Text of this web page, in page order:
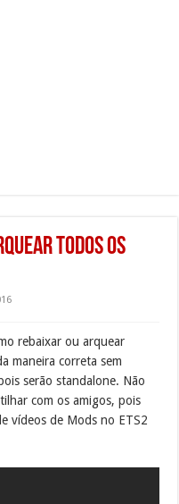
todos os
rebaixar ou arquear
maneira correta sem
serão standalone. Não
com os amigos, pois
vídeos de Mods no ETS2